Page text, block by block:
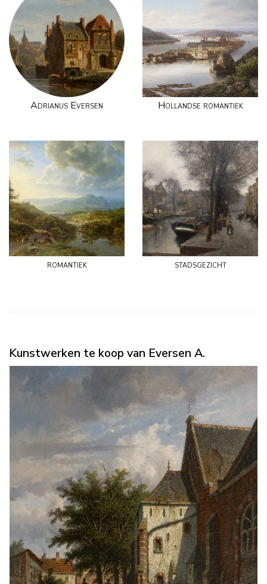
Adrianus Eversen Hollandse romantiek
romantiek stadsgezicht
Kunstwerken te koop van Eversen A.